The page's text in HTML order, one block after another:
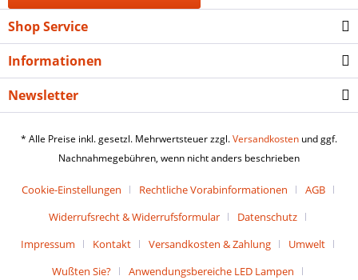
Shop Service
Informationen
Newsletter
* Alle Preise inkl. gesetzl. Mehrwertsteuer zzgl.Versandkosten und ggf.
Nachnahmegebühren, wenn nicht anders beschrieben
Cookie-Einstellungen Rechtliche Vorabinformationen
AGB
Widerrufsrecht & Widerrufsformular
Datenschutz
Impressum
Kontakt Versandkosten & Zahlung
Umwelt
Wußten Sie?
Anwendungsbereiche LED Lampen